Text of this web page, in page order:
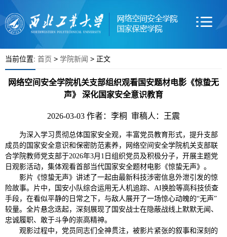
当前位置: 首页 > 学院新闻 > 正文
网络空间安全学院机关支部组织观看国安题材电影《惊蛰无
声》 深化国家安全意识教育
2026-03-03 作者：李桐 审稿人：王震
为深入学习贯彻总体国家安全观，丰富党员教育形式，提升支部
成员的国家安全意识和保密防范素养，网络空间安全学院机关支部联
合学院教师党支部于2026年3月1日组织党员及积极分子，开展主题党
日观影活动，集体观看首部当代国家安全题材电影《惊蛰无声》。
影片《惊蛰无声》讲述了一起由最新科技涉密信息外泄引发的惊
险故事。片中，国安小队综合运用无人机追踪、AI换脸等高科技侦查
手段，在看似平静的日常之下，与敌人展开了一场惊心动魄的“无声”
较量。全片悬念迭起，深刻展现了国安战士在隐蔽战线上默默无闻、
忠诚履职、敢于斗争的崇高精神。
观影过程中，党员同志们全神贯注，被影片紧张的叙事和深刻的